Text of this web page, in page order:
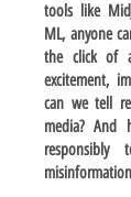
tools like
ML, anyone
the click of
excitement,
can we tell
media? And